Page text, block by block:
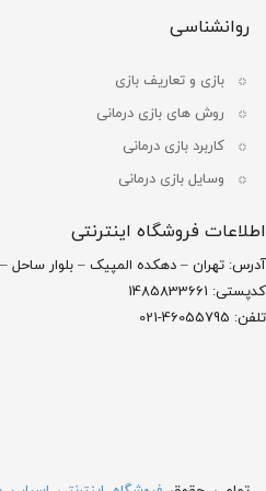
روانشناسی
بازی و تعاریف بازی
روش های بازی درمانی
کاربرد بازی درمانی
وسایل بازی درمانی
اطلاعات فروشگاه اینترنتی
آدرس: تهران – دهکده المپیک – بلوار ساحل – کوچه 53 –
کدپستی: 1485833661
تلفن: 46055795-021